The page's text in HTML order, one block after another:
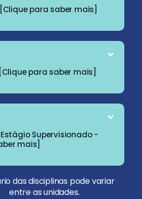
para saber mais]
para saber mais]
Supervisionado -
mais]
das disciplinas pode variar
entre as unidades.